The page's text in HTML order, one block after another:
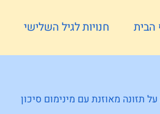
הבית חנויות לגיל השלישי
תזונה מאוזנת עם מינימום סיכון